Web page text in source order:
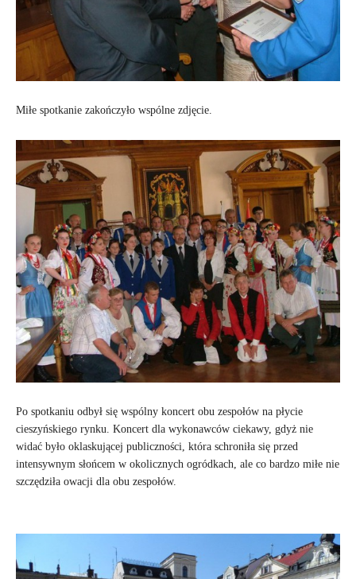
Miłe spotkanie zakończyło wspólne zdjęcie.
Po spotkaniu odbył się wspólny koncert obu zespołów na płycie
cieszyńskiego rynku. Koncert dla wykonawców ciekawy, gdyż nie
widać było oklaskującej publiczności, która schroniła się przed
intensywnym słońcem w okolicznych ogródkach, ale co bardzo miłe nie
szczędziła owacji dla obu zespołów.